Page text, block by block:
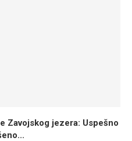
Zavojskog jezera: Uspešno